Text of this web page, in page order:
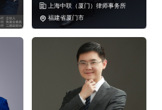
件罪，放行偷越国（边）境人
、绑架妇女、儿童罪，帮助犯
泄露国家秘密罪，失职致使在
 上海中联（厦门）律师事务所
 福建省厦门市